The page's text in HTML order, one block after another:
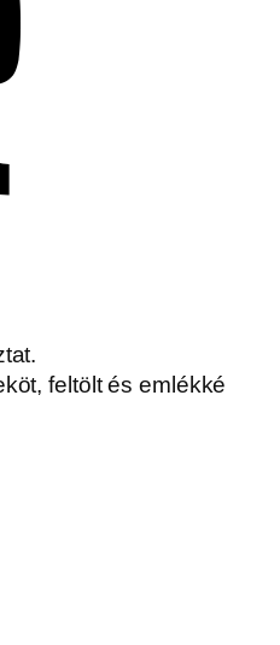
feltölt és emlékké